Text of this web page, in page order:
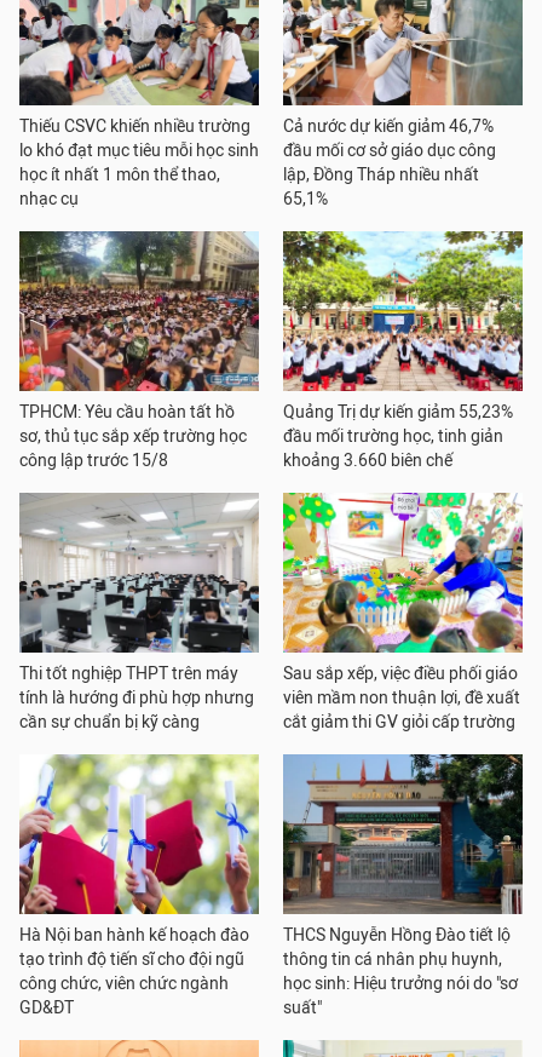
Thiếu CSVC khiến nhiều trường
lo khó đạt mục tiêu mỗi học sinh
học ít nhất 1 môn thể thao,
nhạc cụ
Cả nước dự kiến giảm 46,7%
đầu mối cơ sở giáo dục công
lập, Đồng Tháp nhiều nhất
65,1%
TPHCM: Yêu cầu hoàn tất hồ
sơ, thủ tục sắp xếp trường học
công lập trước 15/8
Quảng Trị dự kiến giảm 55,23%
đầu mối trường học, tinh giản
khoảng 3.660 biên chế
Thi tốt nghiệp THPT trên máy
tính là hướng đi phù hợp nhưng
cần sự chuẩn bị kỹ càng
Sau sắp xếp, việc điều phối giáo
viên mầm non thuận lợi, đề xuất
cắt giảm thi GV giỏi cấp trường
Hà Nội ban hành kế hoạch đào
tạo trình độ tiến sĩ cho đội ngũ
công chức, viên chức ngành
GD&ĐT
THCS Nguyễn Hồng Đào tiết lộ
thông tin cá nhân phụ huynh,
học sinh: Hiệu trưởng nói do "sơ
suất"